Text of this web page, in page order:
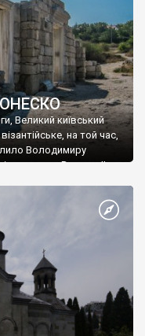
ЮНЕСКО
Великий київський
на той час,
Володимиру
Василю ІІ, та
християнином.
Таврійського